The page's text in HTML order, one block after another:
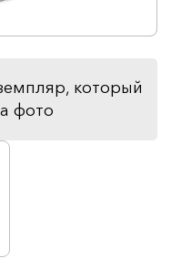
который
фото